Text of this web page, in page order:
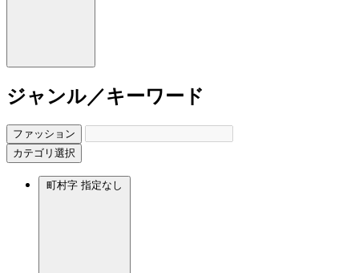
ジャンル／キーワード
ファッション
カテゴリ選択
町村字 指定なし